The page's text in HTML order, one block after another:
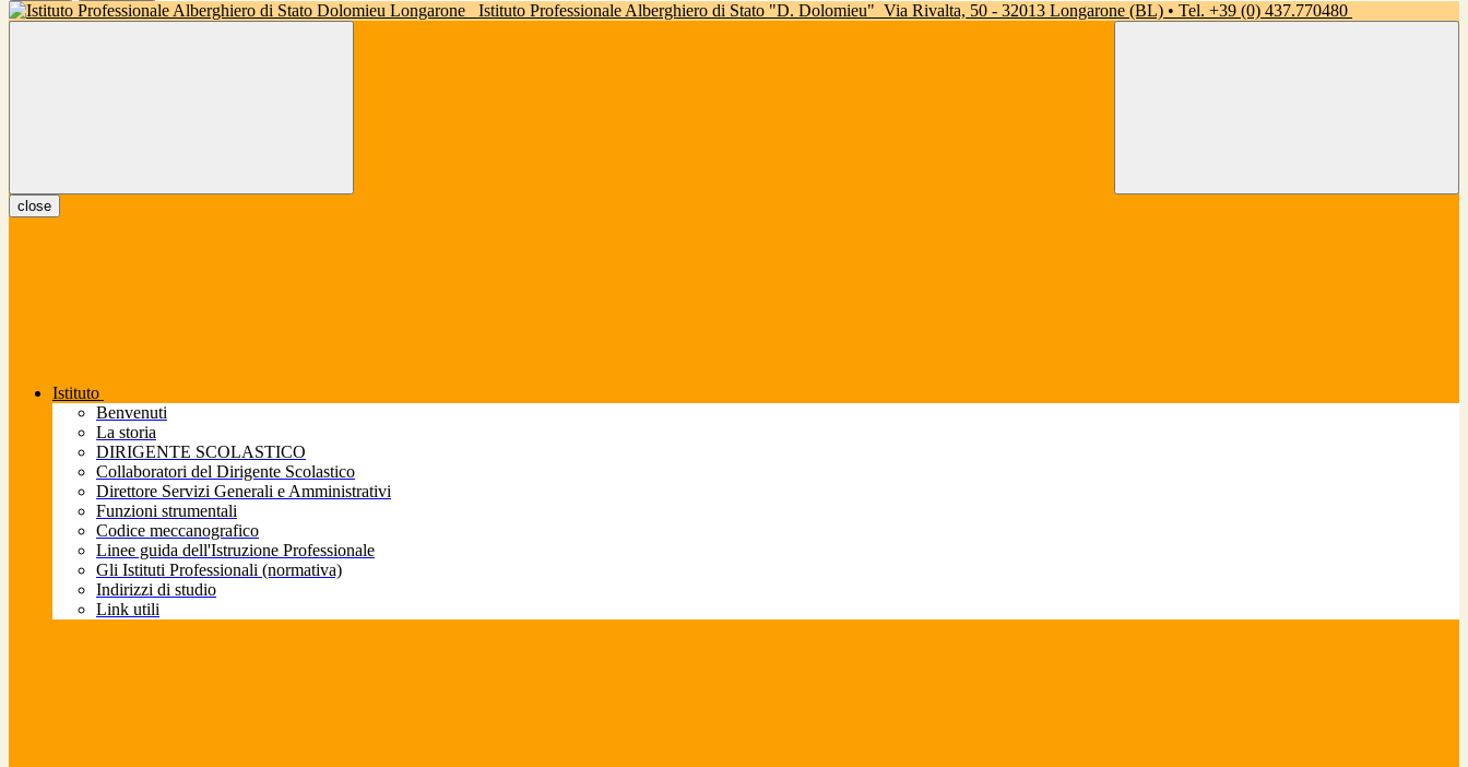
Istituto Professionale Alberghiero di Stato "D. Dolomieu" Via Rivalta, 50 - 32013 Longarone (BL) • Tel. +39 (0) 437.770480
close
Istituto
Benvenuti
La storia
DIRIGENTE SCOLASTICO
Collaboratori del Dirigente Scolastico
Direttore Servizi Generali e Amministrativi
Funzioni strumentali
Codice meccanografico
Linee guida dell'Istruzione Professionale
Gli Istituti Professionali (normativa)
Indirizzi di studio
Link utili